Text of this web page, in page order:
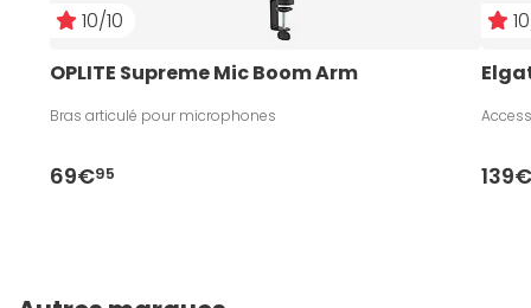
10/10
OPLITE Supreme Mic Boom Arm
Bras articulé pour microphones
69€95